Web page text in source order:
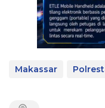
Makassar